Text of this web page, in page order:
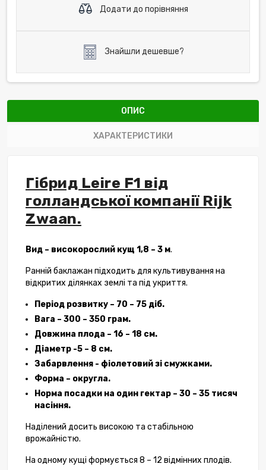
Додати до порівняння
Знайшли дешевше?
ОПИС
ХАРАКТЕРИСТИКИ
Гібрид Leire F1 від
голландської компанії Rijk
Zwaan.
Вид – високорослий кущ 1,8 – 3 м.
Ранній баклажан підходить для культивування на
відкритих ділянках землі та під укриття.
Період розвитку – 70 – 75 діб.
Вага – 300 – 350 грам.
Довжина плода – 16 – 18 см.
Діаметр -5 – 8 см.
Забарвлення - фіолетовий зі смужками.
Форма – округла.
Норма посадки на один гектар – 30 – 35 тисяч
насіння.
Наділений досить високою та стабільною
врожайністю.
На одному кущі формується 8 – 12 відмінних плодів.